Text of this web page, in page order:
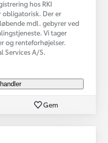
hos RKI
Der er
mdl. gebyrer ved
Vi tager
og renteforhøjelser.
Services A/S.
Gem